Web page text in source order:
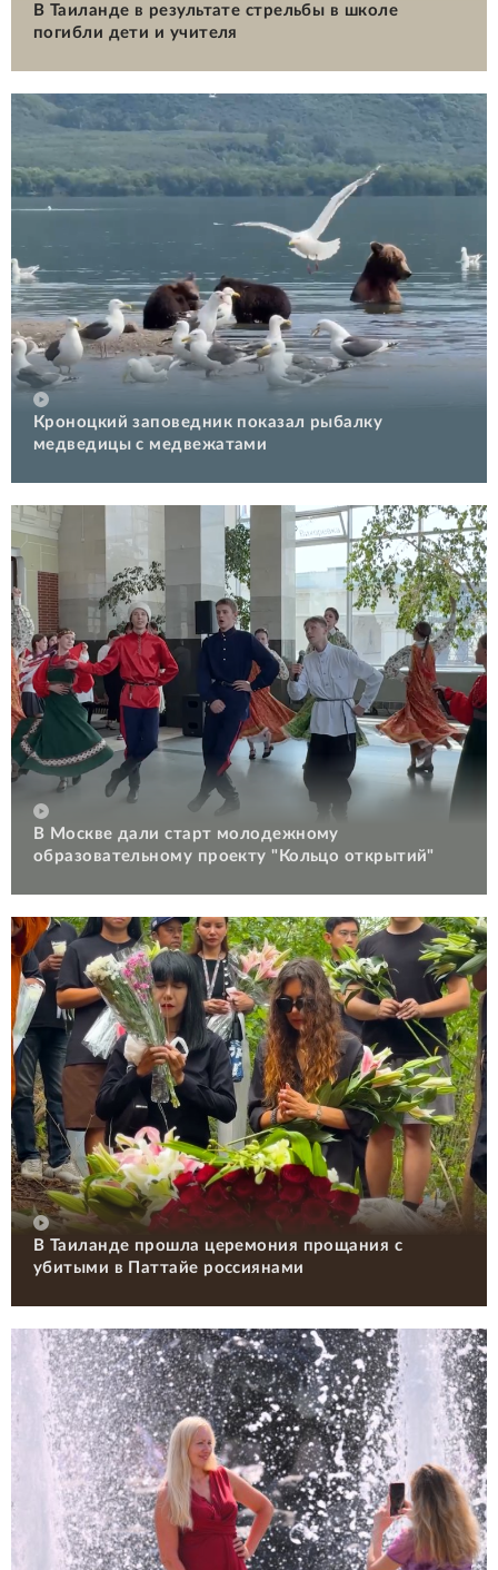
В Таиланде в результате стрельбы в школе
погибли дети и учителя
Кроноцкий заповедник показал рыбалку
медведицы с медвежатами
В Москве дали старт молодежному
образовательному проекту "Кольцо открытий"
В Таиланде прошла церемония прощания с
убитыми в Паттайе россиянами